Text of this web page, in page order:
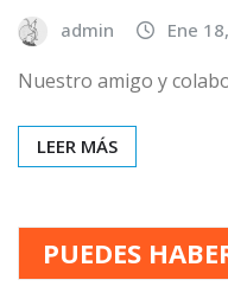
admin Ene
Nuestro amigo y
LEER MÁS
PUEDES